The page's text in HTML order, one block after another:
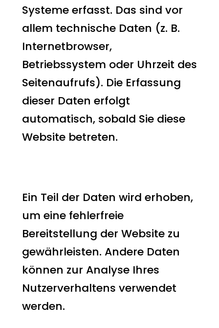
Systeme erfasst. Das sind vor
allem technische Daten (z. B.
Internetbrowser,
Betriebssystem oder Uhrzeit des
Seitenaufrufs). Die Erfassung
dieser Daten erfolgt
automatisch, sobald Sie diese
Website betreten.
Ein Teil der Daten wird erhoben,
um eine fehlerfreie
Bereitstellung der Website zu
gewährleisten. Andere Daten
können zur Analyse Ihres
Nutzerverhaltens verwendet
werden.